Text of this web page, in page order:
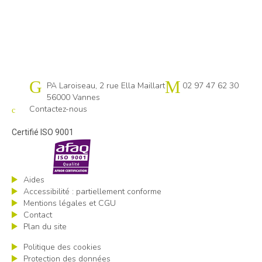
Cap emploi 56
PA Laroiseau, 2 rue Ella Maillart
56000 Vannes
02 97 47 62 30
Contactez-nous
Certifié ISO 9001
Aides
Accessibilité : partiellement conforme
Mentions légales et CGU
Contact
Plan du site
Politique des cookies
Protection des données